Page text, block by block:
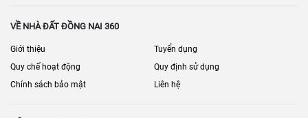
VỀ NHÀ ĐẤT ĐỒNG NAI 360
Giới thiệu
Tuyển dụng
Quy chế hoạt động
Quy định sử dụng
Chính sách bảo mật
Liên hệ